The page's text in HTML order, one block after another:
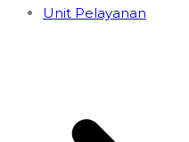
Unit Pelayanan